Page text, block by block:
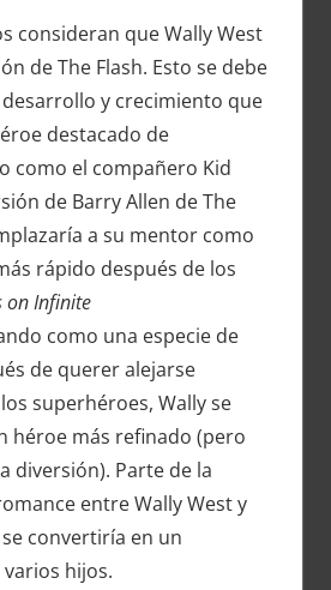
consideran que Wally West
de The Flash. Esto se debe
y crecimiento que
destacado de
como el compañero Kid
de Barry Allen de The
a su mentor como
rápido después de los
on Infinite
como una especie de
de querer alejarse
superhéroes, Wally se
héroe más refinado (pero
diversión). Parte de la
entre Wally West y
convertiría en un
hijos.